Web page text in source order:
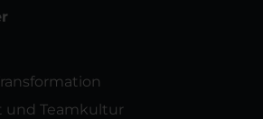
und Teamkultur